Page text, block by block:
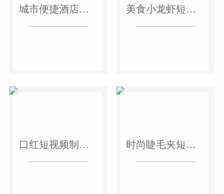
城市便捷酒店短视频案例 美食小龙虾短视频案例
口红短视频制作案例 时尚睫毛夹短视频案例